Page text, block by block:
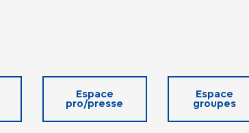
Espace
pro/presse
Espace
groupes